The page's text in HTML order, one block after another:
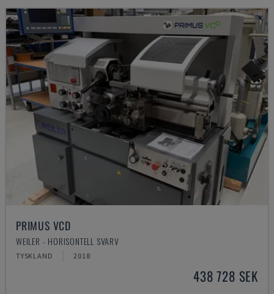
PRIMUS VCD
WEILER - HORISONTELL SVARV
TYSKLAND 2018
438 728 SEK